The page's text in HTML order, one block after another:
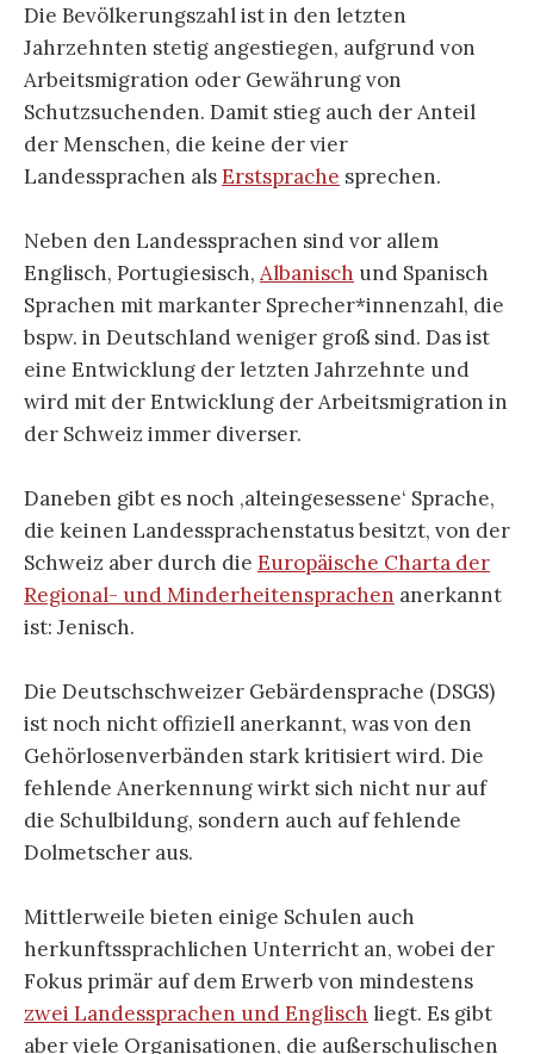
Die Bevölkerungszahl ist in den letzten
Jahrzehnten stetig angestiegen, aufgrund von
Arbeitsmigration oder Gewährung von
Schutzsuchenden. Damit stieg auch der Anteil
der Menschen, die keine der vier
Landessprachen alsErstsprache sprechen.
Neben den Landessprachen sind vor allem
Englisch, Portugiesisch, Albanisch und Spanisch
Sprachen mit markanter Sprecher*innenzahl, die
bspw. in Deutschland weniger groß sind. Das ist
eine Entwicklung der letzten Jahrzehnte und
wird mit der Entwicklung der Arbeitsmigration in
der Schweiz immer diverser.
Daneben gibt es noch ‚alteingesessene‘ Sprache,
die keinen Landessprachenstatus besitzt, von der
Schweiz aber durch die Europäische Charta der
Regional- und Minderheitensprachen anerkannt
ist: Jenisch.
Die Deutschschweizer Gebärdensprache (DSGS)
ist noch nicht offiziell anerkannt, was von den
Gehörlosenverbänden stark kritisiert wird. Die
fehlende Anerkennung wirkt sich nicht nur auf
die Schulbildung, sondern auch auf fehlende
Dolmetscher aus.
Mittlerweile bieten einige Schulen auch
herkunftssprachlichen Unterricht an, wobei der
Fokus primär auf dem Erwerb von mindestens
zwei Landessprachen und Englisch liegt. Es gibt
aber viele Organisationen, die außerschulischen